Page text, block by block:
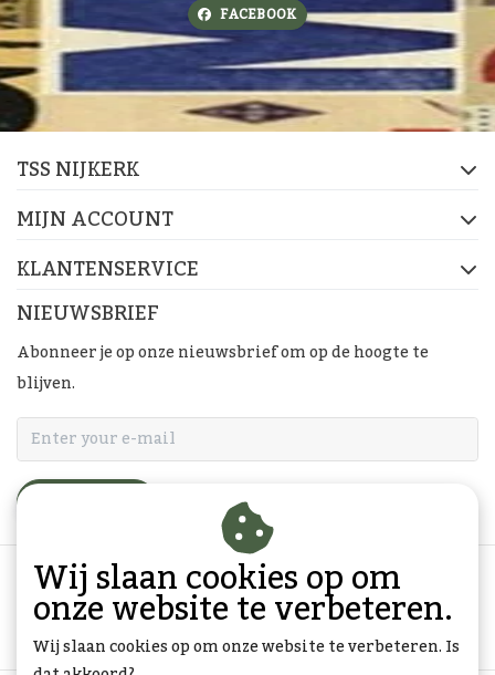
FACEBOOK
TSS NIJKERK
MIJN ACCOUNT
KLANTENSERVICE
NIEUWSBRIEF
Abonneer je op onze nieuwsbrief om op de hoogte te
blijven.
Wij slaan cookies op om
onze website te verbeteren.
Wij slaan cookies op om onze website te verbeteren. Is